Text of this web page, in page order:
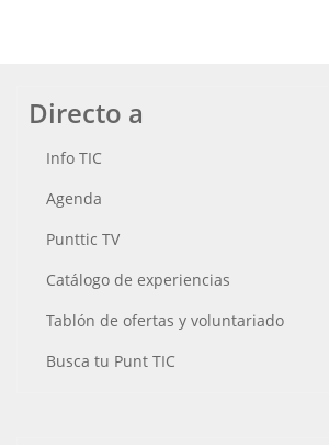
Directo a
Info TIC
Agenda
Punttic TV
Catálogo de experiencias
Tablón de ofertas y voluntariado
Busca tu Punt TIC